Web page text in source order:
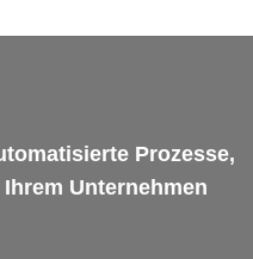
Prozesse,
Unternehmen